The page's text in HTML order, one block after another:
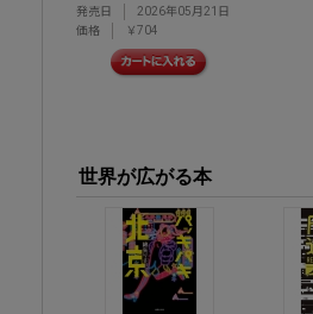
発売日
2026年05月21日
価格
￥704
世界が広がる本